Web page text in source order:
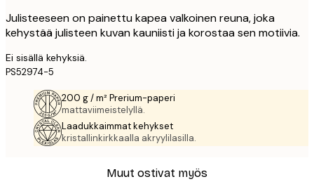
Julisteeseen on painettu kapea valkoinen reuna, joka
kehystää julisteen kuvan kauniisti ja korostaa sen motiivia.
Ei sisällä kehyksiä.
PS52974-5
200 g / m² Prerium-paperi
mattaviimeistelyllä.
Laadukkaimmat kehykset
kristallinkirkkaalla akryylilasilla.
Muut ostivat myös